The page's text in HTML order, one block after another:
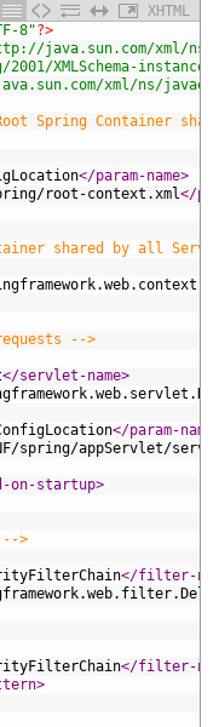
XHTML
8"?>
java.sun.com/xml/ns/
XMLSchema-instance"
xml/ns/javaee
Spring Container
</param-name>
root-context.xml</
shared by all
-->
</servlet-name>
</param-
spring/appServlet/
on-startup>
>
</filter-
</filter-